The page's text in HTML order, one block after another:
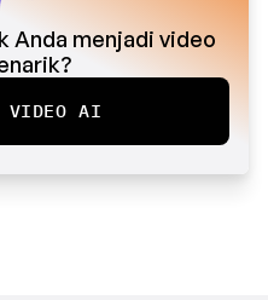
Anda menjadi video
VIDEO AI